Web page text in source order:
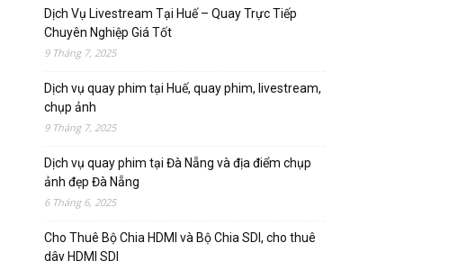
Dịch Vụ Livestream Tại Huế – Quay Trực Tiếp
Chuyên Nghiệp Giá Tốt
9 Tháng 7, 2025
Dịch vụ quay phim tại Huế, quay phim, livestream,
chụp ảnh
9 Tháng 7, 2025
Dịch vụ quay phim tại Đà Nẵng và địa điểm chụp
ảnh đẹp Đà Nẵng
6 Tháng 6, 2025
Cho Thuê Bộ Chia HDMI và Bộ Chia SDI, cho thuê
dây HDMI SDI